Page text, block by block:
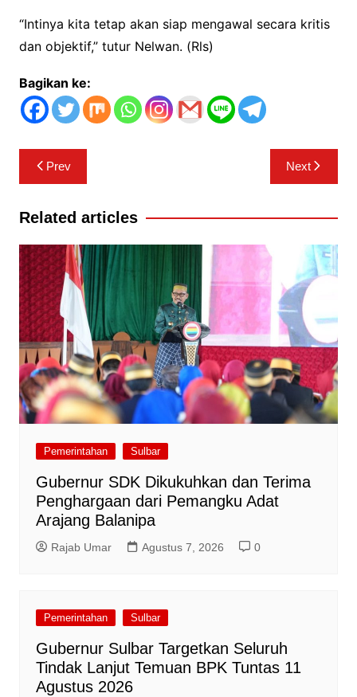
“Intinya kita tetap akan siap mengawal secara kritis
dan objektif,” tutur Nelwan. (Rls)
Bagikan ke:
Navigasi
pos
Prev Next
Related articles
Pemerintahan Sulbar
Gubernur SDK Dikukuhkan dan Terima
Penghargaan dari Pemangku Adat
Arajang Balanipa
Rajab Umar Agustus 7, 2026 0
Pemerintahan Sulbar
Gubernur Sulbar Targetkan Seluruh
Tindak Lanjut Temuan BPK Tuntas 11
Agustus 2026